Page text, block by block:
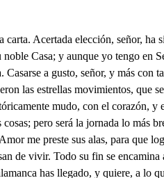
que son contrarios de la virtud. Tal me dé Dios la salud como los consejos son: a Salamanca has llegado, y quiere, a lo que recelo, por si murieres con duelo, que mueras aconsejado. Pero dejando, señor, de tus padres los consejos, que no se acuerdan los viejos de que tuvieron amor, a donde vamos sin blanca entre los hijos de Adán? Del Martir San Sebastian hoy celebra Salamanca la fiesta, y llegado habemos a las penas de el Aurora, sitio de nuestra Señora de la Vega y pues tenemos la variedad poderosa, con que la naturaleza significa su grandeza de esta fiesta milagrosa, veamos si puedo ver, entre tantas damas bellas, quien Sol es de todas ellas. Doña Ana, a mi parecer, será esa dama. Si adoro su belleza singular, Deidad la puedo llamar. Ni lo dudo, ni lo ignoro; pero su padre pretende casarla en Sevilla, y ella, que de amor no tiene estrella, del que sea galán se ofende. Dices bien vamos notando de las damas el aseo. Con Estudiantes las veo a cada paso estudiando; Catedra de el interés se lee aquí por entero, el Dativo es el primero, y el Genitivo después. A Demóstenes adoran por un demos ten no más, y sin el plata jamás al divino Platón lloran: La dama de mayor precio lee a Escoto en los escotes, y aunque la maten a azotes, no ha de leer en Vejecio. En el linaje Diomar, aunque se hagan de las Godas, del Tribu de Dan son todas, y algunas son de Lsacar. No se rinde mi valor, cobardes, de esta manera. 1. Defiéndete. 2. Muera. . 1. Muera. A un Caballero? qué error! Oyes, qué intentas? Qué intento? ponerme luego a su lado. Un recién aconsejado rine? ni por pensamiento. Apenas salió